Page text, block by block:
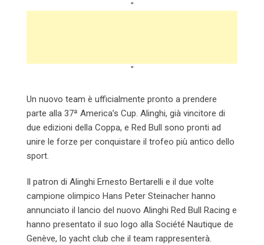
"
"
Un nuovo team è ufficialmente pronto a prendere
parte alla 37ª America’s Cup. Alinghi, già vincitore di
due edizioni della Coppa, e Red Bull sono pronti ad
unire le forze per conquistare il trofeo più antico dello
sport.
Il patron di Alinghi Ernesto Bertarelli e il due volte
campione olimpico Hans Peter Steinacher hanno
annunciato il lancio del nuovo Alinghi Red Bull Racing e
hanno presentato il suo logo alla Société Nautique de
Genève, lo yacht club che il team rappresenterà.